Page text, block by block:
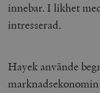
innebar. I likhet
intresserad.
Hayek använde